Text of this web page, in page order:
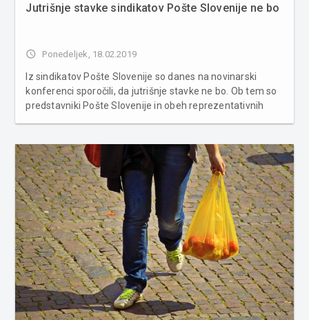
Jutrišnje stavke sindikatov Pošte Slovenije ne bo
access_time Ponedeljek, 18.02.2019
Iz sindikatov Pošte Slovenije so danes na novinarski
konferenci sporočili, da jutrišnje stavke ne bo. Ob tem so
predstavniki Pošte Slovenije in obeh reprezentativnih
Slovenije pri Po�...